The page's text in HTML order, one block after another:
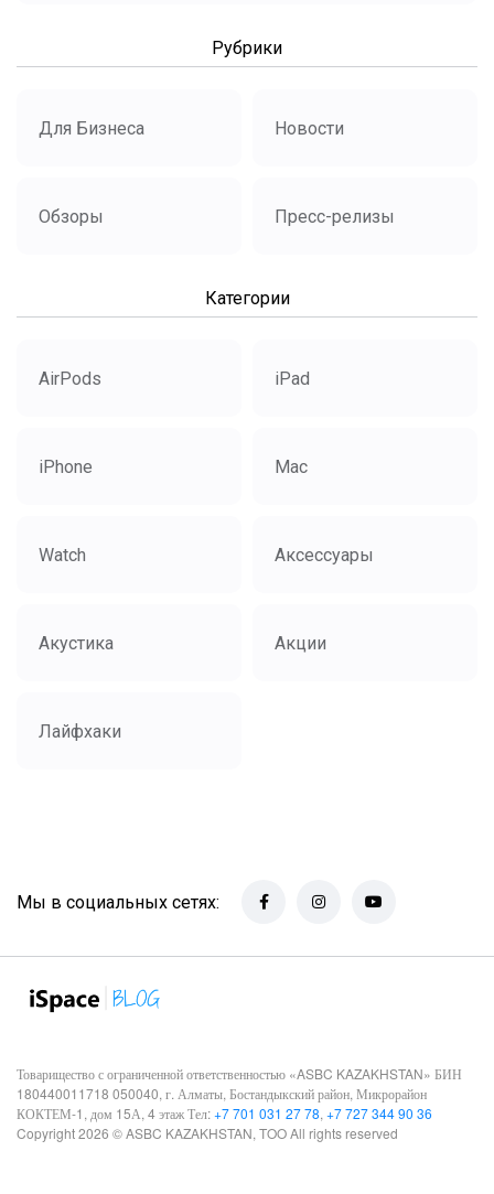
Рубрики
Для Бизнеса Новости
Обзоры Пресс-релизы
Категории
AirPods iPad
iPhone Mac
Watch Аксессуары
Акустика Акции
Лайфхаки
Мы в социальных сетях:
Товарищество с ограниченной ответственностью «ASBC KAZAKHSTAN» БИН
180440011718 050040, г. Алматы, Бостандыкский район, Микрорайон
КОКТЕМ-1, дом 15А, 4 этаж Тел:+7 701 031 27 78, +7 727 344 90 36
Copyright 2026 © ASBC KAZAKHSTAN, TOO All rights reserved